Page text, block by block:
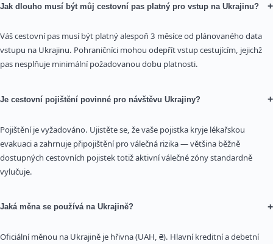
Jak dlouho musí být můj cestovní pas platný pro vstup na Ukrajinu? +
Váš cestovní pas musí být platný alespoň 3 měsíce od plánovaného data
vstupu na Ukrajinu. Pohraničníci mohou odepřít vstup cestujícím, jejichž
pas nesplňuje minimální požadovanou dobu platnosti.
Je cestovní pojištění povinné pro návštěvu Ukrajiny? +
Pojištění je vyžadováno. Ujistěte se, že vaše pojistka kryje lékařskou
evakuaci a zahrnuje připojištění pro válečná rizika — většina běžně
dostupných cestovních pojistek totiž aktivní válečné zóny standardně
vylučuje.
Jaká měna se používá na Ukrajině? +
Oficiální měnou na Ukrajině je hřivna (UAH, ₴). Hlavní kreditní a debetní